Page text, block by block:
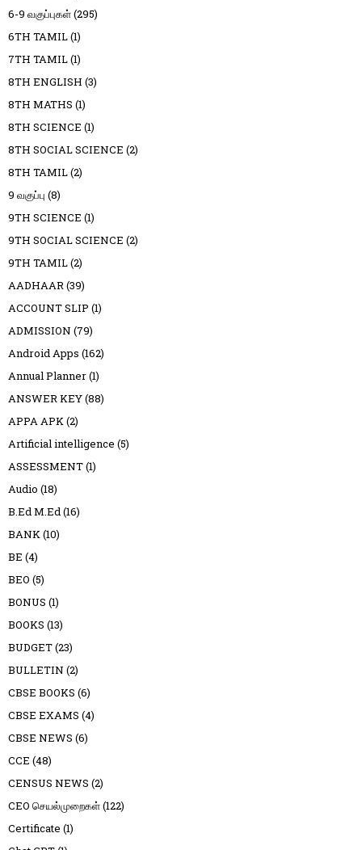
6-9 வகுப்புகள்(295)
6TH TAMIL(1)
7TH TAMIL(1)
8TH ENGLISH (3)
8TH MATHS (1)
8TH SCIENCE (1)
8TH SOCIAL SCIENCE (2)
8TH TAMIL(2)
9 வகுப்பு (8)
9TH SCIENCE (1)
9TH SOCIAL SCIENCE (2)
9TH TAMIL(2)
AADHAAR(39)
ACCOUNT SLIP (1)
ADMISSION (79)
Android Apps (162)
Annual Planner(1)
ANSWER KEY(88)
APPA APK(2)
Artificial intelligence (5)
ASSESSMENT(1)
Audio (18)
B.Ed M.Ed(16)
BANK(10)
BE (4)
BEO (5)
BONUS (1)
BOOKS (13)
BUDGET(23)
BULLETIN (2)
CBSE BOOKS (6)
CBSE EXAMS (4)
CBSE NEWS (6)
CCE (48)
CENSUS NEWS (2)
CEO செயல்முறைகள்(122)
Certificate (1)